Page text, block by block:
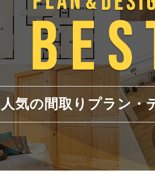
人気の間取りプラン・